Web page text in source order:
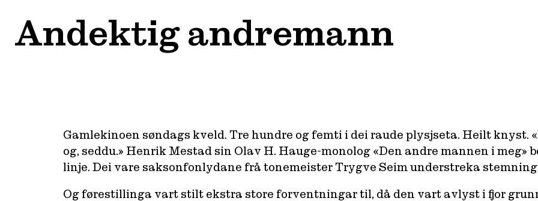
Andektig andremann
Gamlekinoen søndags kveld. Tre hundre og femti i dei raude plysjseta. Heilt knyst.
og, seddu.» Henrik Mestad sin Olav H. Hauge-monolog «Den andre mannen i
linje. Dei vare saksonfonlydane frå tonemeister Trygve Seim understreka
Og førestillinga vart stilt ekstra store forventningar til, då den vart avlyst i fjor